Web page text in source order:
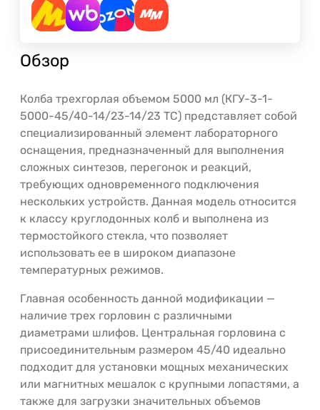
Обзор
Колба трехгорлая объемом 5000 мл (КГУ-3-1-
5000-45/40-14/23-14/23 ТС) представляет собой
специализированный элемент лабораторного
оснащения, предназначенный для выполнения
сложных синтезов, перегонок и реакций,
требующих одновременного подключения
нескольких устройств. Данная модель относится
к классу круглодонных колб и выполнена из
термостойкого стекла, что позволяет
использовать ее в широком диапазоне
температурных режимов.
Главная особенность данной модификации —
наличие трех горловин с различными
диаметрами шлифов. Центральная горловина с
присоединительным размером 45/40 идеально
подходит для установки мощных механических
или магнитных мешалок с крупными лопастями, а
также для загрузки значительных объемов